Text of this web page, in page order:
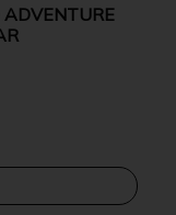
ADVENTURE